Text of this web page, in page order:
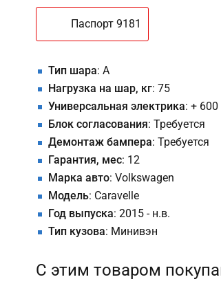
Паспорт 9181
Тип шара: A
Нагрузка на шар, кг: 75
Универсальная электрика: +
Блок согласования: Требуется
Демонтаж бампера: Требуется
Гарантия, мес: 12
Марка авто: Volkswagen
Модель: Caravelle
Год выпуска: 2015 - н.в.
Тип кузова: Минивэн
С этим товаром